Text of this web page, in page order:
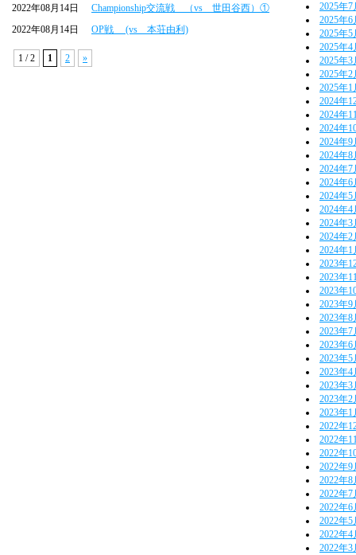
2022年08月14日
Championship交流戦 （vs 世田谷西）①
2022年08月14日
OP戦 (vs 本荘由利)
1 / 2 1 2 »
2025年7
2025年6
2025年5
2025年4
2025年3
2025年2
2025年1
2024年
2024年
2024年
2024年9
2024年8
2024年7
2024年6
2024年5
2024年4
2024年3
2024年2
2024年1
2023年
2023年
2023年
2023年9
2023年8
2023年7
2023年6
2023年5
2023年4
2023年3
2023年2
2023年1
2022年
2022年
2022年
2022年9
2022年8
2022年7
2022年6
2022年5
2022年4
2022年3